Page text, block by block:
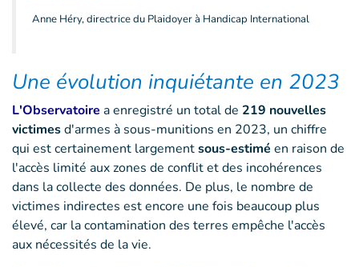
Anne Héry, directrice du Plaidoyer à Handicap International
Une évolution inquiétante en 2023
L'Observatoire a enregistré un total de 219 nouvelles
victimesd'armes à sous-munitions en 2023, un chiffre
qui est certainement largementsous-estimé en raison de
l'accès limité aux zones de conflit et des incohérences
dans la collecte des données. De plus, le nombre de
victimes indirectes est encore une fois beaucoup plus
élevé, car la contamination des terres empêche l'accès
aux nécessités de la vie.